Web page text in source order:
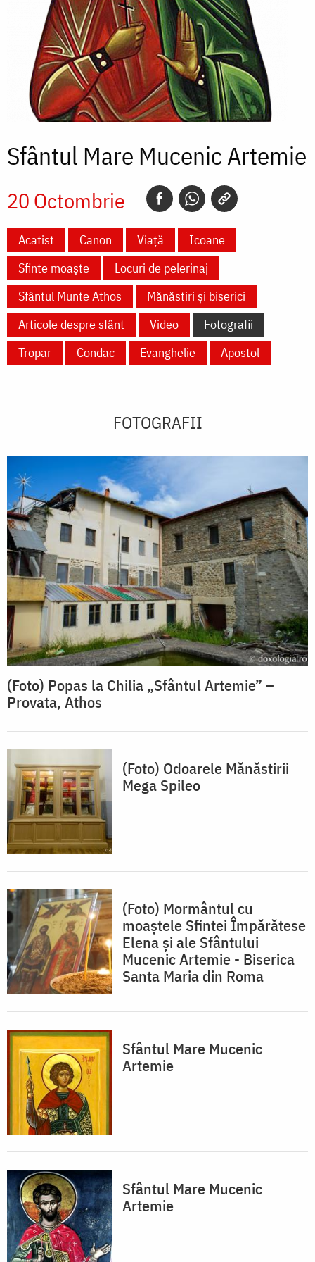
Sfântul Mare Mucenic Artemie
20 Octombrie
Acatist Canon Viață
Icoane
Sfinte moaște
Locuri de pelerinaj
Sfântul Munte Athos
Mănăstiri și biserici
Articole despre sfânt
Video
Fotografii
Tropar
Condac Evanghelie Apostol
FOTOGRAFII
(Foto) Popas la Chilia „Sfântul Artemie” –
Provata, Athos
(Foto) Odoarele Mănăstirii
Mega Spileo
(Foto) Mormântul cu
moaștele Sfintei Împărătese
Elena și ale Sfântului
Mucenic Artemie - Biserica
Santa Maria din Roma
Sfântul Mare Mucenic
Artemie
Sfântul Mare Mucenic
Artemie